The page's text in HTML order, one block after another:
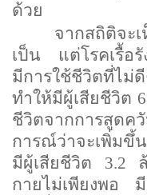
ด้วย
จากสถิติจะ
เป็น
แต่โรคเรื้อ
มีการใช้ชีวิตที่
ทำให้มีผู้เสียชีวิต
ชีวิตจากการสูด
การณ์ว่าจะเพิ่มขึ้
มีผู้เสียชีวิต 3.2
กายไม่เพียงพอ